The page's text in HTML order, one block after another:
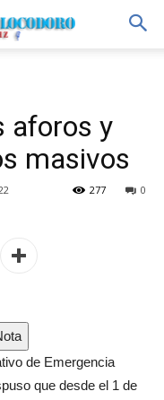
aforos y
masivos
0
277
de Emergencia
que desde el 1 de